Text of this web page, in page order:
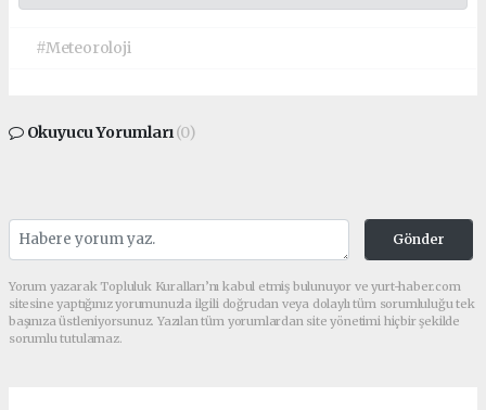
#Meteoroloji
Okuyucu Yorumları(0)
Gönder
Yorum yazarak Topluluk Kuralları’nı kabul etmiş bulunuyor ve yurt-haber.com
sitesine yaptığınız yorumunuzla ilgili doğrudan veya dolaylı tüm sorumluluğu tek
başınıza üstleniyorsunuz. Yazılan tüm yorumlardan site yönetimi hiçbir şekilde
sorumlu tutulamaz.